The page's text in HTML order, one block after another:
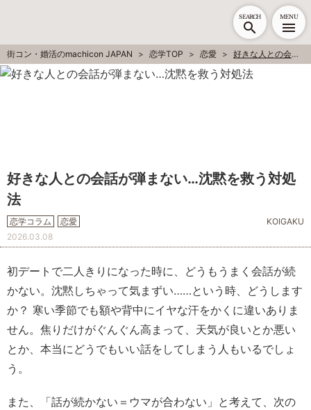
SEARCH MENU
街コン・婚活のmachicon JAPAN 恋学TOP 恋愛 好きな人との会話が弾まない…沈黙を救う対処法
好きな人との会話が弾まない…沈黙を救う対処
法
恋学コラム 恋愛
KOIGAKU
2026.03.08
初デートで二人きりになった時に、どうもうまく会話が続
かない。沈黙しちゃって気まずい……という時、どうします
か？ 寒い季節でも額や背中にイヤな汗をかくに違いありま
せん。焦りだけがぐんぐん高まって、天気が良いとか悪い
とか、本当にどうでもいい話をしてしまう人もいるでしょ
う。
また、「話が続かない＝ウマが合わない」と考えて、次の